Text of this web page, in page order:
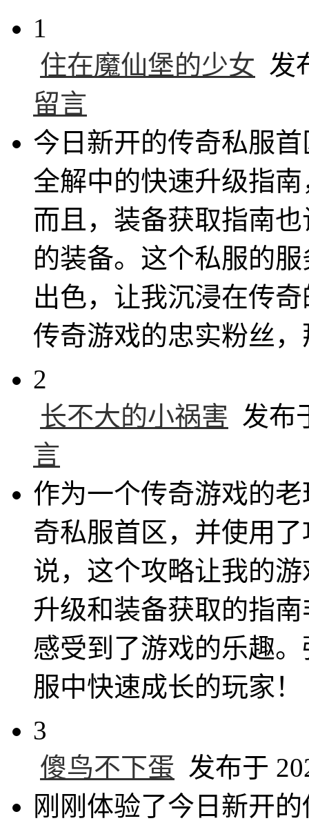
1
住在魔仙堡的少女 发
留言
今日新开的传奇私服
全解中的快速升级指
而且，装备获取指南
的装备。这个私服的
出色，让我沉浸在传
传奇游戏的忠实粉丝
2
长不大的小祸害 发布
言
作为一个传奇游戏的
奇私服首区，并使用
说，这个攻略让我的
升级和装备获取的指
感受到了游戏的乐趣
服中快速成长的玩家！
3
傻鸟不下蛋 发布于
刚刚体验了今日新开